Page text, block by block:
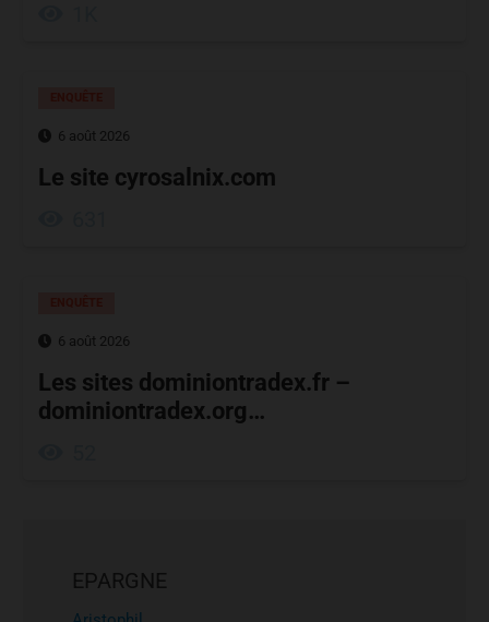
6 août 2026
Le site cyrosalnix.com
6 août 2026
Les sites dominiontradex.fr –
dominiontradex.org…
EPARGNE